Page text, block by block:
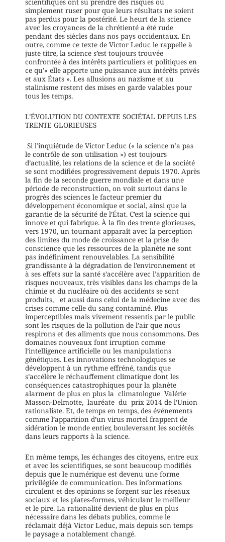
scientifiques ont su prendre des risques ou
simplement ruser pour que leurs résultats ne soient
pas perdus pour la postérité. Le heurt de la science
avec les croyances de la chrétienté a été rude
pendant des siècles dans nos pays occidentaux. En
outre, comme ce texte de Victor Leduc le rappelle à
juste titre, la science s’est toujours trouvée
confrontée à des intérêts particuliers et politiques en
ce qu’« elle apporte une puissance aux intérêts privés
et aux États ». Les allusions au nazisme et au
stalinisme restent des mises en garde valables pour
tous les temps.
L’ÉVOLUTION DU CONTEXTE SOCIÉTAL DEPUIS LES
TRENTE GLORIEUSES
Si l’inquiétude de Victor Leduc (« la science n’a pas
le contrôle de son utilisation ») est toujours
d’actualité, les relations de la science et de la société
se sont modifiées progressivement depuis 1970. Après
la fin de la seconde guerre mondiale et dans une
période de reconstruction, on voit surtout dans le
progrès des sciences le facteur premier du
développement économique et social, ainsi que la
garantie de la sécurité de l’État. C’est la science qui
innove et qui fabrique. À la fin des trente glorieuses,
vers 1970, un tournant apparaît avec la perception
des limites du mode de croissance et la prise de
conscience que les ressources de la planète ne sont
pas indéfiniment renouvelables. La sensibilité
grandissante à la dégradation de l’environnement et
à ses effets sur la santé s’accélère avec l’apparition de
risques nouveaux, très visibles dans les champs de la
chimie et du nucléaire où des accidents se sont
produits, et aussi dans celui de la médecine avec des
crises comme celle du sang contaminé. Plus
imperceptibles mais vivement ressentis par le public
sont les risques de la pollution de l’air que nous
respirons et des aliments que nous consommons. Des
domaines nouveaux font irruption comme
l’intelligence artificielle ou les manipulations
génétiques. Les innovations technologiques se
développent à un rythme effréné, tandis que
s’accélère le réchauffement climatique dont les
conséquences catastrophiques pour la planète
alarment de plus en plus la climatologue Valérie
Masson-Delmotte, lauréate du prix 2014 de l’Union
rationaliste. Et, de temps en temps, des événements
comme l’apparition d’un virus mortel frappent de
sidération le monde entier, bouleversant les sociétés
dans leurs rapports à la science.
En même temps, les échanges des citoyens, entre eux
et avec les scientifiques, se sont beaucoup modifiés
depuis que le numérique est devenu une forme
privilégiée de communication. Des informations
circulent et des opinions se forgent sur les réseaux
sociaux et les plates-formes, véhiculant le meilleur
et le pire. La rationalité devient de plus en plus
nécessaire dans les débats publics, comme le
réclamait déjà Victor Leduc, mais depuis son temps
le paysage a notablement changé.